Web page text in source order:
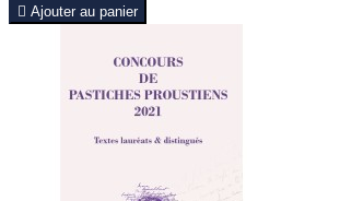
 Ajouter au panier